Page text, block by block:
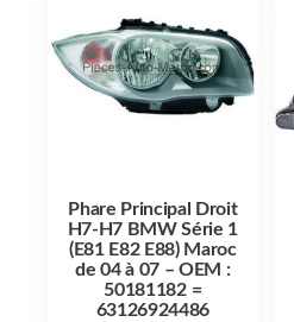
Phare Principal Droit
H7-H7 BMW Série 1
(E81 E82 E88) Maroc
de 04 à 07 – OEM :
50181182 =
63126924486